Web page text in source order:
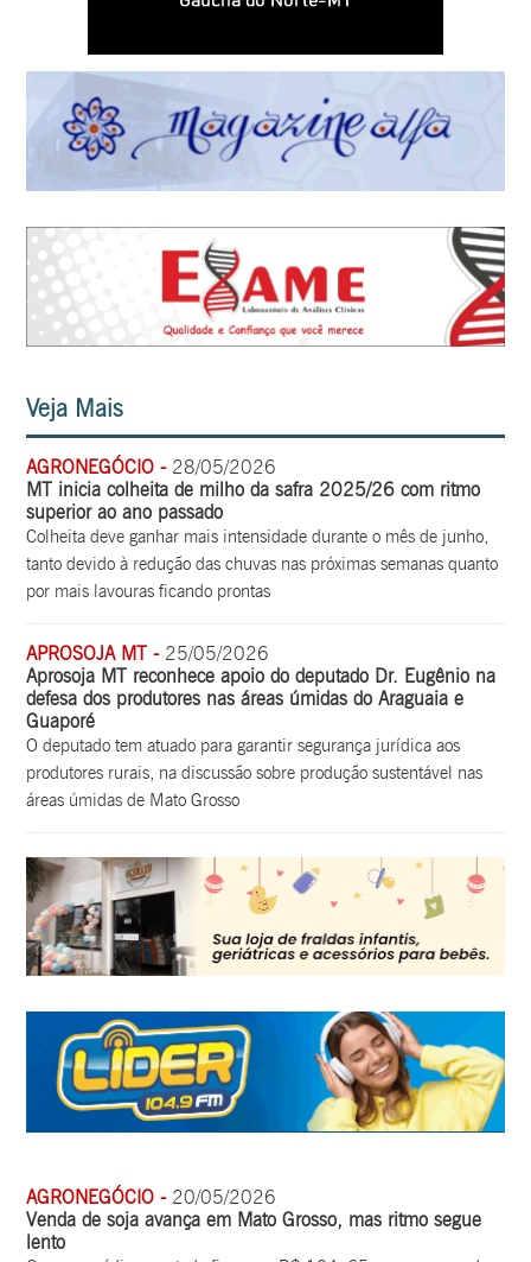
Veja Mais
AGRONEGÓCIO -28/05/2026
MT inicia colheita de milho da safra 2025/26 com ritmo
superior ao ano passado
Colheita deve ganhar mais intensidade durante o mês de junho,
tanto devido à redução das chuvas nas próximas semanas quanto
por mais lavouras ficando prontas
APROSOJA MT -25/05/2026
Aprosoja MT reconhece apoio do deputado Dr. Eugênio na
defesa dos produtores nas áreas úmidas do Araguaia e
Guaporé
O deputado tem atuado para garantir segurança jurídica aos
produtores rurais, na discussão sobre produção sustentável nas
áreas úmidas de Mato Grosso
AGRONEGÓCIO -20/05/2026
Venda de soja avança em Mato Grosso, mas ritmo segue
lento